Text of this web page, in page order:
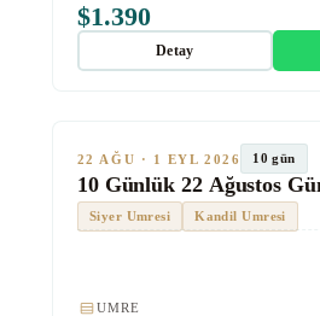
$1.390
Detay
TUR #1014
22 AĞU · 1 EYL 2026 10 gün
10 Günlük 22 Ağustos
Siyer Umresi Kandil Umresi
UMRE